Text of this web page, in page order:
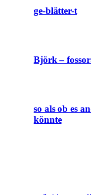
ge-blätter-t
Björk –
so als ob es
könnte